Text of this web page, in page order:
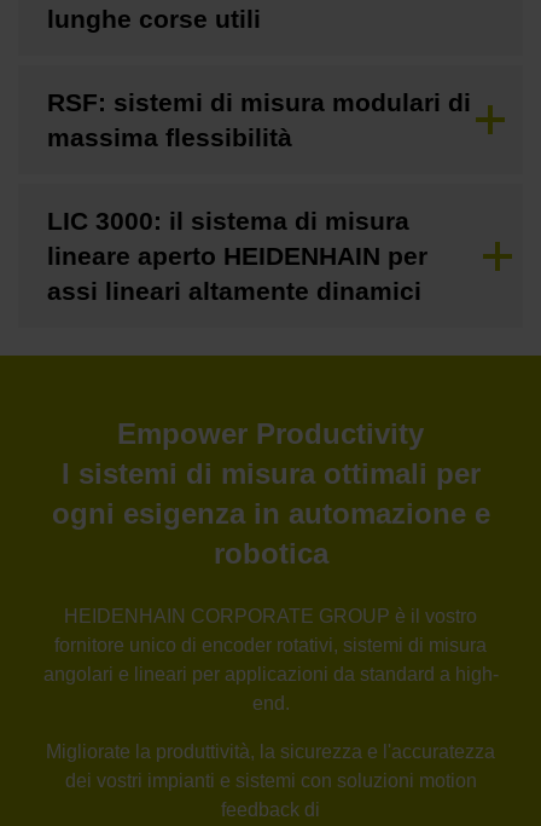
lunghe corse utili
RSF: sistemi di misura modulari di
massima flessibilità
LIC 3000: il sistema di misura
lineare aperto HEIDENHAIN per
assi lineari altamente dinamici
Empower Productivity
I sistemi di misura ottimali per
ogni esigenza in automazione e
robotica
HEIDENHAIN CORPORATE GROUP è il vostro
fornitore unico di encoder rotativi, sistemi di misura
angolari e lineari per applicazioni da standard a high-
end.
Migliorate la produttività, la sicurezza e l'accuratezza
dei vostri impianti e sistemi con soluzioni motion
feedback di